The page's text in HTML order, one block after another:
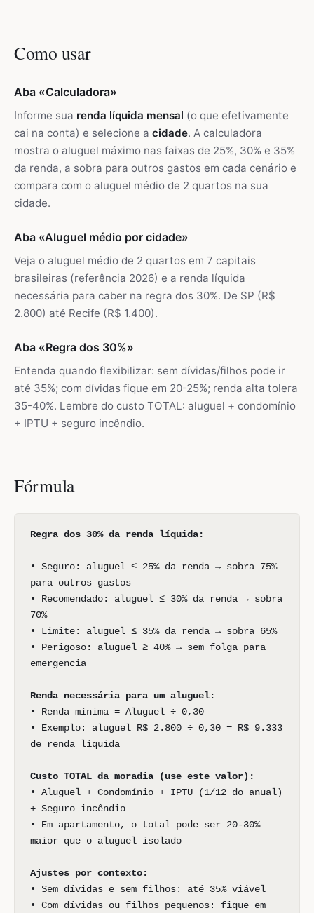
Como usar
Aba «Calculadora»
Informe sua renda líquida mensal (o que efetivamente
cai na conta) e selecione a cidade. A calculadora
mostra o aluguel máximo nas faixas de 25%, 30% e 35%
da renda, a sobra para outros gastos em cada cenário e
compara com o aluguel médio de 2 quartos na sua
cidade.
Aba «Aluguel médio por cidade»
Veja o aluguel médio de 2 quartos em 7 capitais
brasileiras (referência 2026) e a renda líquida
necessária para caber na regra dos 30%. De SP (R$
2.800) até Recife (R$ 1.400).
Aba «Regra dos 30%»
Entenda quando flexibilizar: sem dívidas/filhos pode ir
até 35%; com dívidas fique em 20-25%; renda alta tolera
35-40%. Lembre do custo TOTAL: aluguel + condomínio
+ IPTU + seguro incêndio.
Fórmula
Regra dos 30% da renda líquida:
• Seguro: aluguel ≤ 25% da renda → sobra 75%
para outros gastos
• Recomendado: aluguel ≤ 30% da renda → sobra
70%
• Limite: aluguel ≤ 35% da renda → sobra 65%
• Perigoso: aluguel ≥ 40% → sem folga para
emergencia
Renda necessária para um aluguel:
• Renda mínima = Aluguel ÷ 0,30
• Exemplo: aluguel R$ 2.800 ÷ 0,30 = R$ 9.333
de renda líquida
Custo TOTAL da moradia (use este valor):
• Aluguel + Condomínio + IPTU (1/12 do anual)
+ Seguro incêndio
• Em apartamento, o total pode ser 20-30%
maior que o aluguel isolado
Ajustes por contexto:
• Sem dívidas e sem filhos: até 35% viável
• Com dívidas ou filhos pequenos: fique em